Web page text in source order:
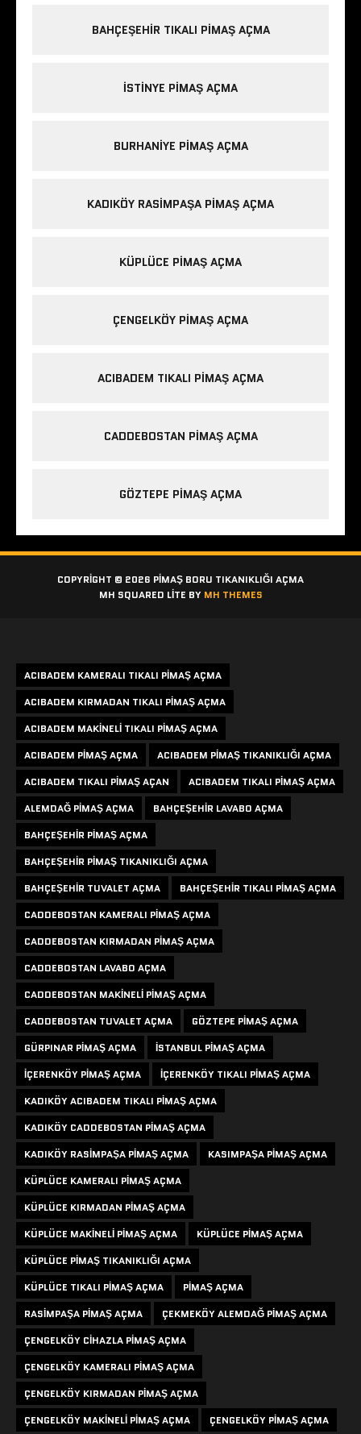
BAHÇEŞEHIR TIKALI PIMAŞ AÇMA
ISTINYE PIMAŞ AÇMA
BURHANIYE PIMAŞ AÇMA
KADIKÖY RASIMPAŞA PIMAŞ AÇMA
KÜPLÜCE PIMAŞ AÇMA
ÇENGELKÖY PIMAŞ AÇMA
ACIBADEM TIKALI PIMAŞ AÇMA
CADDEBOSTAN PIMAŞ AÇMA
GÖZTEPE PIMAŞ AÇMA
COPYRIGHT © 2026 PIMAŞ BORU TIKANIKLIĞI AÇMA
MH SQUARED LITE BY MH THEMES
ACIBADEM KAMERALI TIKALI PIMAŞ AÇMA
ACIBADEM KIRMADAN TIKALI PIMAŞ AÇMA
ACIBADEM MAKINELI TIKALI PIMAŞ AÇMA
ACIBADEM PIMAŞ AÇMA
ACIBADEM PIMAŞ TIKANIKLIĞI AÇMA
ACIBADEM TIKALI PIMAŞ AÇAN
ACIBADEM TIKALI PIMAŞ AÇMA
ALEMDAĞ PIMAŞ AÇMA
BAHÇEŞEHIR LAVABO AÇMA
BAHÇEŞEHIR PIMAŞ AÇMA
BAHÇEŞEHIR PIMAŞ TIKANIKLIĞI AÇMA
BAHÇEŞEHIR TUVALET AÇMA
BAHÇEŞEHIR TIKALI PIMAŞ AÇMA
CADDEBOSTAN KAMERALI PIMAŞ AÇMA
CADDEBOSTAN KIRMADAN PIMAŞ AÇMA
CADDEBOSTAN LAVABO AÇMA
CADDEBOSTAN MAKINELI PIMAŞ AÇMA
CADDEBOSTAN TUVALET AÇMA
GÖZTEPE PIMAŞ AÇMA
GÜRPINAR PIMAŞ AÇMA
ISTANBUL PIMAŞ AÇMA
IÇERENKÖY PIMAŞ AÇMA
IÇERENKÖY TIKALI PIMAŞ AÇMA
KADIKÖY ACIBADEM TIKALI PIMAŞ AÇMA
KADIKÖY CADDEBOSTAN PIMAŞ AÇMA
KADIKÖY RASIMPAŞA PIMAŞ AÇMA
KASIMPAŞA PIMAŞ AÇMA
KÜPLÜCE KAMERALI PIMAŞ AÇMA
KÜPLÜCE KIRMADAN PIMAŞ AÇMA
KÜPLÜCE MAKINELI PIMAŞ AÇMA
KÜPLÜCE PIMAŞ AÇMA
KÜPLÜCE PIMAŞ TIKANIKLIĞI AÇMA
KÜPLÜCE TIKALI PIMAŞ AÇMA
PIMAŞ AÇMA
RASIMPAŞA PIMAŞ AÇMA
ÇEKMEKÖY ALEMDAĞ PIMAŞ AÇMA
ÇENGELKÖY CIHAZLA PIMAŞ AÇMA
ÇENGELKÖY KAMERALI PIMAŞ AÇMA
ÇENGELKÖY KIRMADAN PIMAŞ AÇMA
ÇENGELKÖY MAKINELI PIMAŞ AÇMA
ÇENGELKÖY PIMAŞ AÇMA